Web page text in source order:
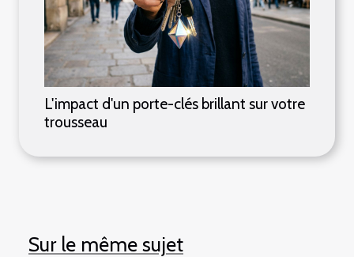
L'impact d'un porte-clés brillant sur votre
trousseau
Sur le même sujet